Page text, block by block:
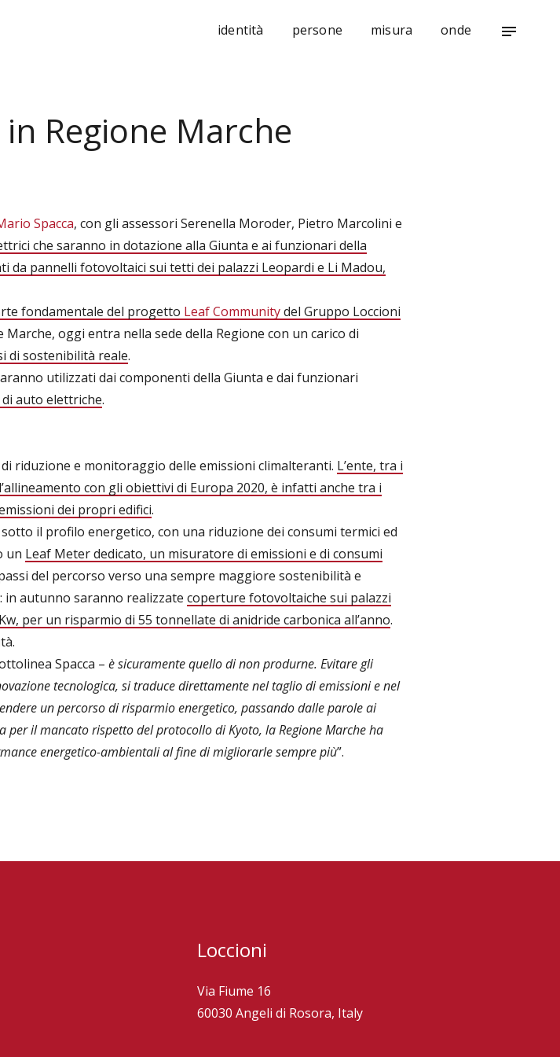
identità persone misura onde notes
Regione Marche
Spacca, con gli assessori Serenella Moroder, Pietro Marcolini e
che saranno in dotazione alla Giunta e ai funzionari della
da pannelli fotovoltaici sui tetti dei palazzi Leopardi e Li Madou,
fondamentale del progetto Leaf Communitydel Gruppo Loccioni
oggi entra nella sede della Regione con un carico di
di sostenibilità reale.
utilizzati dai componenti della Giunta e dai funzionari
auto elettriche.
riduzione e monitoraggio delle emissioni climalteranti. L’ente, tra i
con gli obiettivi di Europa 2020, è infatti anche tra i
dei propri edifici.
il profilo energetico, con una riduzione dei consumi termici ed
un Leaf Meter dedicato, un misuratore di emissioni e di consumi
del percorso verso una sempre maggiore sostenibilità e
in autunno saranno realizzate coperture fotovoltaiche sui palazzi
per un risparmio di 55 tonnellate di anidride carbonica all’anno.
Spacca – è sicuramente quello di non produrne. Evitare gli
tecnologica, si traduce direttamente nel taglio di emissioni e nel
un percorso di risparmio energetico, passando dalle parole ai
per il mancato rispetto del protocollo di Kyoto, la Regione Marche ha
energetico-ambientali al fine di migliorarle sempre più”.
Loccioni
Via Fiume 16
60030 Angeli di Rosora, Italy